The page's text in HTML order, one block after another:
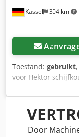
Kassel 304 km
Toestand: gebruikt
voor Hektor
steenbeveiliging /
verlichting achter,
typegoedkeuring-
aanhanger – RH
Door